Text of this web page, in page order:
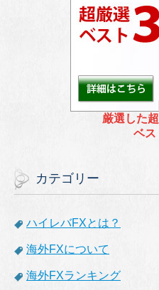
厳選した
ベス
カテゴリー
ハイレバFXとは？
海外FXについて
海外FXランキング